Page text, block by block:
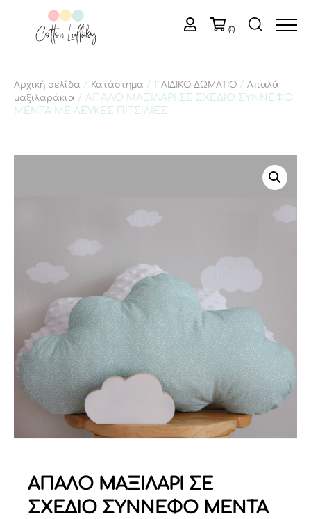
(0)
Αρχική σελίδα / Κατάστημα / ΠΑΙΔΙΚΟ ΔΩΜΑΤΙΟ / Απαλά
μαξιλαράκια / ΑΠΑΛΟ ΜΑΞΙΛΑΡΙ ΣΕ ΣΧΕΔΙΟ ΣΥΝΝΕΦΟ
ΜΕΝΤΑ ΜΕ ΛΕΥΚΕΣ ΠΙΤΣΙΛΙΕΣ
ΑΠΑΛΟ ΜΑΞΙΛΑΡΙ ΣΕ
ΣΧΕΔΙΟ ΣΥΝΝΕΦΟ ΜΕΝΤΑ